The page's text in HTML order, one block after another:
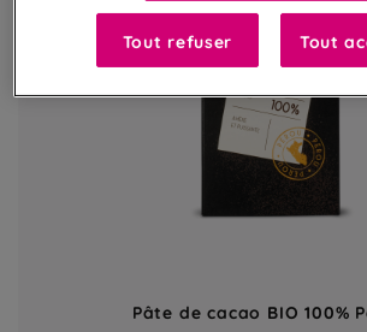
Pâte de cacao BIO 100%
Tout refuser Tout